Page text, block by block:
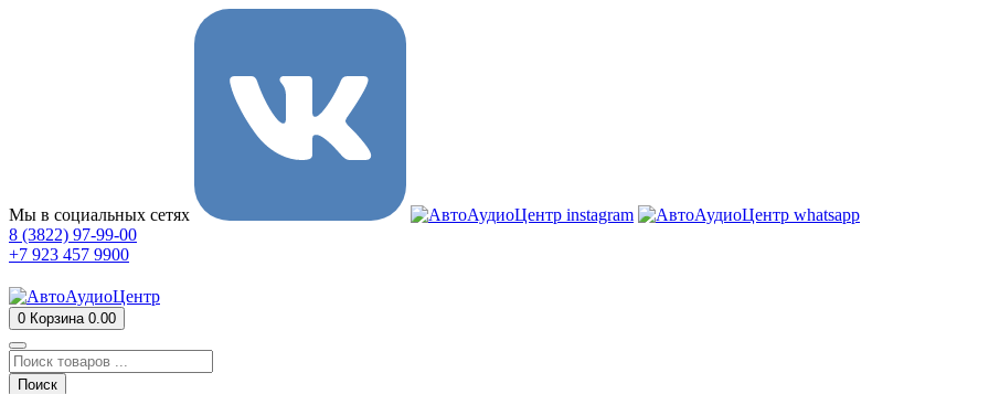
Мы в социальных сетях
8 (3822) 97-99-00
+7 923 457 9900
0 Корзина 0.00
Поиск